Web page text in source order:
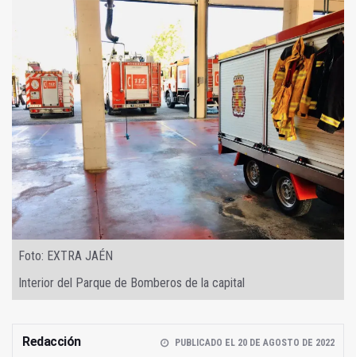
Foto: EXTRA JAÉN
Interior del Parque de Bomberos de la capital
Redacción PUBLICADO EL 20 DE AGOSTO DE 2022